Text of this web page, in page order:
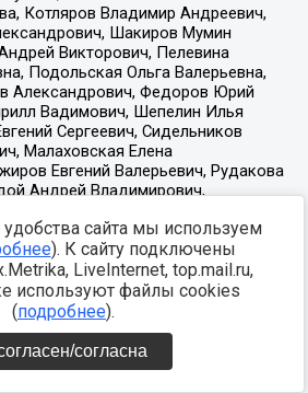
сайта мы используем
). К сайту подключены
LiveInternet, top.mail.ru,
используют файлы cookies
(подробнее).
согласна